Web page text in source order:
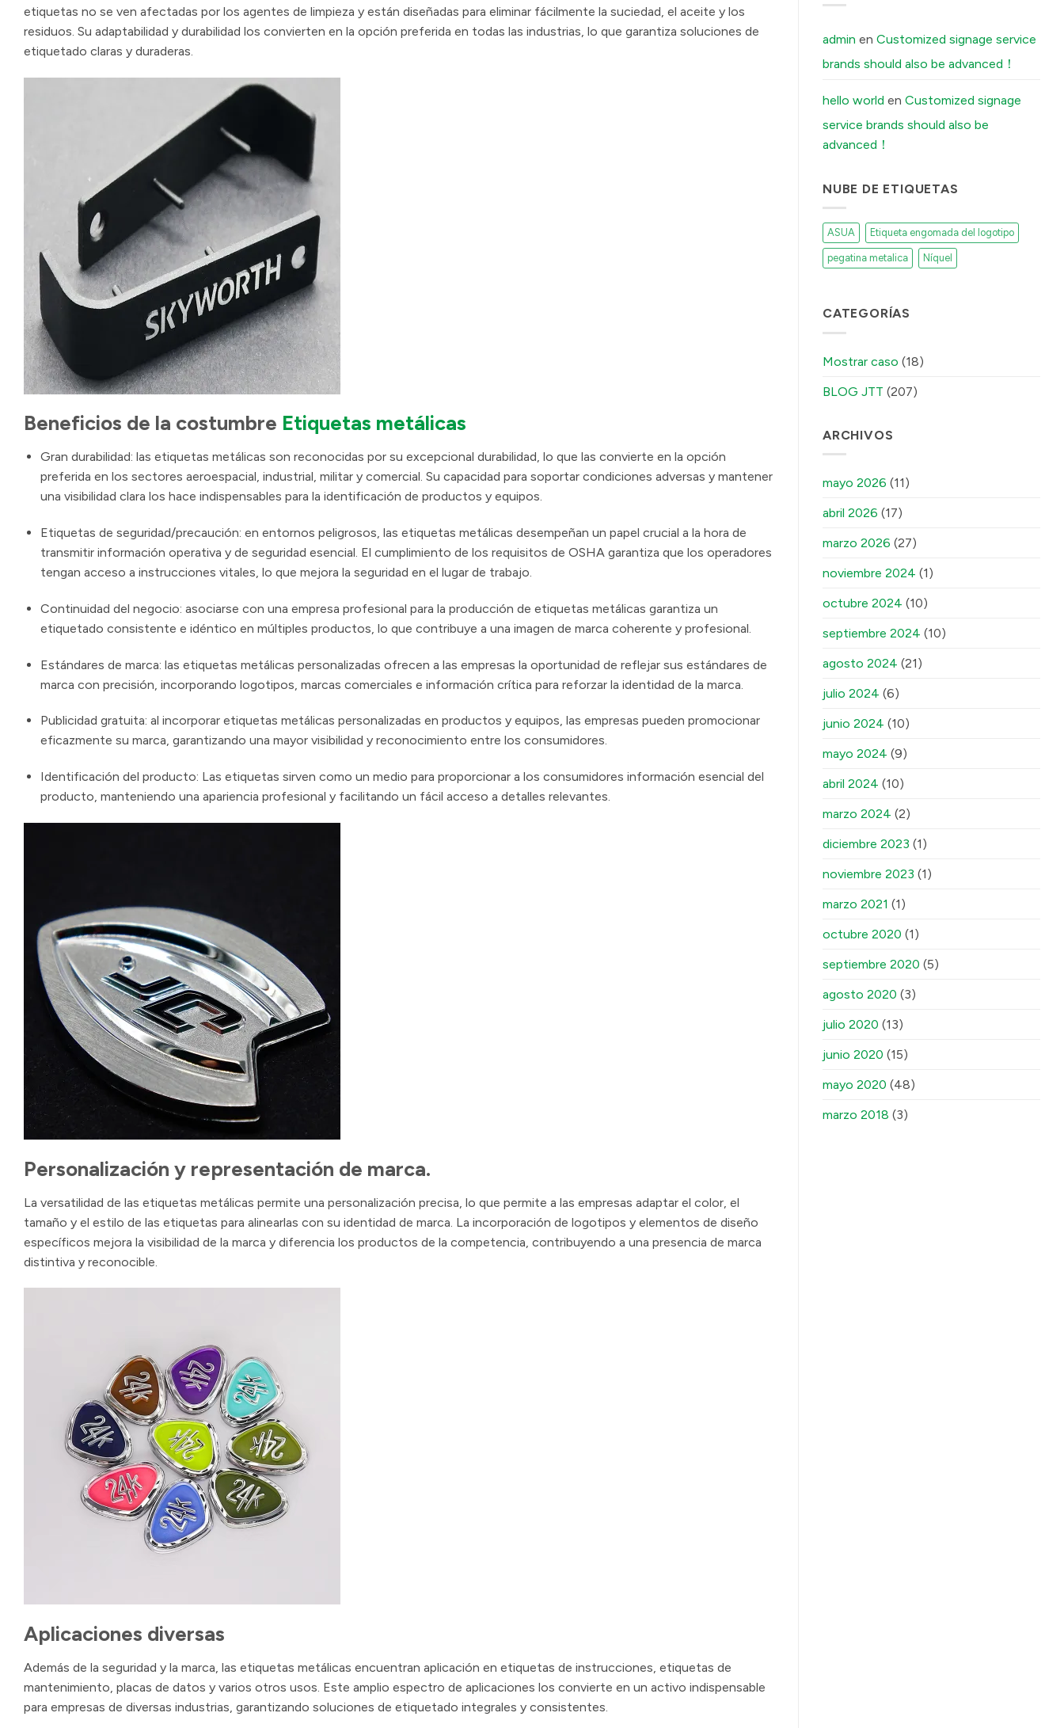
etiquetas no se ven afectadas por los agentes de limpieza y están diseñadas para eliminar fácilmente la suciedad, el aceite y los
residuos. Su adaptabilidad y durabilidad los convierten en la opción preferida en todas las industrias, lo que garantiza soluciones de
etiquetado claras y duraderas.
Beneficios de la costumbre Etiquetas metálicas
Gran durabilidad: las etiquetas metálicas son reconocidas por su excepcional durabilidad, lo que las convierte en la opción
preferida en los sectores aeroespacial, industrial, militar y comercial. Su capacidad para soportar condiciones adversas y mantener
una visibilidad clara los hace indispensables para la identificación de productos y equipos.
Etiquetas de seguridad/precaución: en entornos peligrosos, las etiquetas metálicas desempeñan un papel crucial a la hora de
transmitir información operativa y de seguridad esencial. El cumplimiento de los requisitos de OSHA garantiza que los operadores
tengan acceso a instrucciones vitales, lo que mejora la seguridad en el lugar de trabajo.
Continuidad del negocio: asociarse con una empresa profesional para la producción de etiquetas metálicas garantiza un
etiquetado consistente e idéntico en múltiples productos, lo que contribuye a una imagen de marca coherente y profesional.
Estándares de marca: las etiquetas metálicas personalizadas ofrecen a las empresas la oportunidad de reflejar sus estándares de
marca con precisión, incorporando logotipos, marcas comerciales e información crítica para reforzar la identidad de la marca.
Publicidad gratuita: al incorporar etiquetas metálicas personalizadas en productos y equipos, las empresas pueden promocionar
eficazmente su marca, garantizando una mayor visibilidad y reconocimiento entre los consumidores.
Identificación del producto: Las etiquetas sirven como un medio para proporcionar a los consumidores información esencial del
producto, manteniendo una apariencia profesional y facilitando un fácil acceso a detalles relevantes.
Personalización y representación de marca.
La versatilidad de las etiquetas metálicas permite una personalización precisa, lo que permite a las empresas adaptar el color, el
tamaño y el estilo de las etiquetas para alinearlas con su identidad de marca. La incorporación de logotipos y elementos de diseño
específicos mejora la visibilidad de la marca y diferencia los productos de la competencia, contribuyendo a una presencia de marca
distintiva y reconocible.
Aplicaciones diversas
Además de la seguridad y la marca, las etiquetas metálicas encuentran aplicación en etiquetas de instrucciones, etiquetas de
mantenimiento, placas de datos y varios otros usos. Este amplio espectro de aplicaciones los convierte en un activo indispensable
para empresas de diversas industrias, garantizando soluciones de etiquetado integrales y consistentes.
Aluminum
Stickers
Off
Our
Factory
It)
admin en Customized signage service
brands should also be advanced！
hello world en Customized signage
service brands should also be
advanced！
NUBE DE ETIQUETAS
ASUA Etiqueta engomada del logotipo
pegatina metalica Níquel
CATEGORÍAS
Mostrar caso (18)
BLOG JTT (207)
ARCHIVOS
mayo 2026 (11)
abril 2026 (17)
marzo 2026 (27)
noviembre 2024 (1)
octubre 2024 (10)
septiembre 2024 (10)
agosto 2024 (21)
julio 2024 (6)
junio 2024 (10)
mayo 2024 (9)
abril 2024 (10)
marzo 2024 (2)
diciembre 2023 (1)
noviembre 2023 (1)
marzo 2021 (1)
octubre 2020 (1)
septiembre 2020 (5)
agosto 2020 (3)
julio 2020 (13)
junio 2020 (15)
mayo 2020 (48)
marzo 2018 (3)